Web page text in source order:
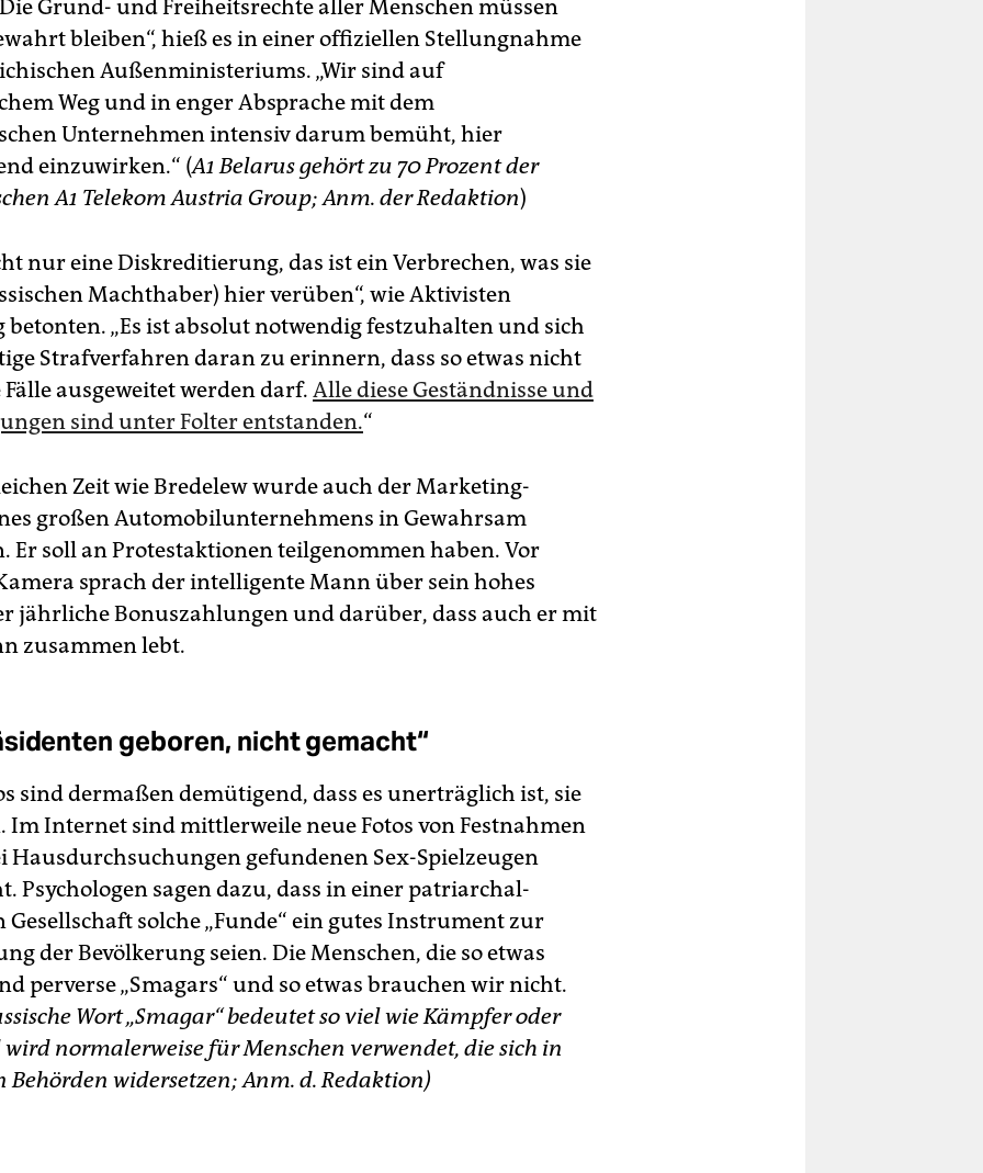
Grund- und Freiheitsrechte aller Menschen müssen
bleiben“, hieß es in einer offiziellen Stellungnahme
Außenministeriums. „Wir sind auf
Weg und in enger Absprache mit dem
Unternehmen intensiv darum bemüht, hier
einzuwirken.“ (A1 Belarus gehört zu 70 Prozent der
A1 Telekom Austria Group; Anm. der Redaktion)
nur eine Diskreditierung, das ist ein Verbrechen, was sie
Machthaber) hier verüben“, wie Aktivisten
„Es ist absolut notwendig festzuhalten und sich
Strafverfahren daran zu erinnern, dass so etwas nicht
ausgeweitet werden darf. Alle diese Geständnisse und
sind unter Folter entstanden.“
Zeit wie Bredelew wurde auch der Marketing-
großen Automobilunternehmens in Gewahrsam
Er soll an Protestaktionen teilgenommen haben. Vor
sprach der intelligente Mann über sein hohes
jährliche Bonuszahlungen und darüber, dass auch er mit
zusammen lebt.
geboren, nicht gemacht“
sind dermaßen demütigend, dass es unerträglich ist, sie
Im Internet sind mittlerweile neue Fotos von Festnahmen
Hausdurchsuchungen gefundenen Sex-Spielzeugen
Psychologen sagen dazu, dass in einer patriarchal-
solche „Funde“ ein gutes Instrument zur
der Bevölkerung seien. Die Menschen, die so etwas
perverse „Smagars“ und so etwas brauchen wir nicht.
Wort „Smagar“ bedeutet so viel wie Kämpfer oder
normalerweise für Menschen verwendet, die sich in
Behörden widersetzen; Anm. d. Redaktion)